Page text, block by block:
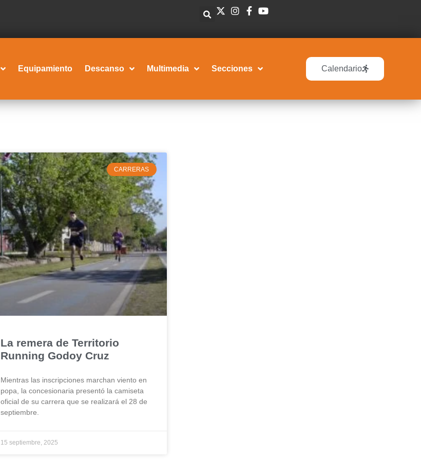
Equipamiento Descanso Multimedia Secciones Calendario
CARRERAS
La remera de Territorio
Running Godoy Cruz
Mientras las inscripciones marchan viento en
popa, la concesionaria presentó la camiseta
oficial de su carrera que se realizará el 28 de
septiembre.
15 septiembre, 2025